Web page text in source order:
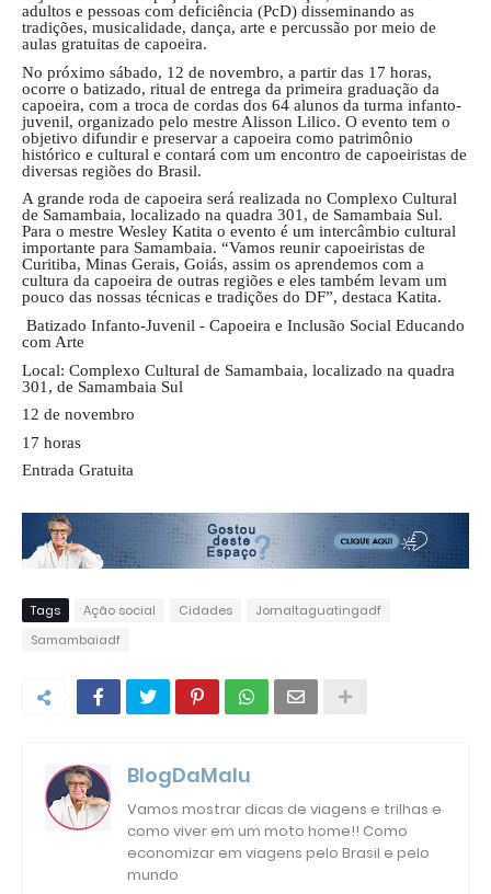
adultos e pessoas com deficiência (PcD) disseminando as
tradições, musicalidade, dança, arte e percussão por meio de
aulas gratuitas de capoeira.
No próximo sábado, 12 de novembro, a partir das 17 horas,
ocorre o batizado, ritual de entrega da primeira graduação da
capoeira, com a troca de cordas dos 64 alunos da turma infanto-
juvenil, organizado pelo mestre Alisson Lilico. O evento tem o
objetivo difundir e preservar a capoeira como patrimônio
histórico e cultural e contará com um encontro de capoeiristas de
diversas regiões do Brasil.
A grande roda de capoeira será realizada no Complexo Cultural
de Samambaia, localizado na quadra 301, de Samambaia Sul.
Para o mestre Wesley Katita o evento é um intercâmbio cultural
importante para Samambaia. “Vamos reunir capoeiristas de
Curitiba, Minas Gerais, Goiás, assim os aprendemos com a
cultura da capoeira de outras regiões e eles também levam um
pouco das nossas técnicas e tradições do DF”, destaca Katita.
Batizado Infanto-Juvenil - Capoeira e Inclusão Social Educando
com Arte
Local: Complexo Cultural de Samambaia, localizado na quadra
301, de Samambaia Sul
12 de novembro
17 horas
Entrada Gratuita
Tags Ação social Cidades
Jornaltaguatingadf
Samambaiadf
BlogDaMalu
Vamos mostrar dicas de viagens e trilhas e
como viver em um moto home!! Como
economizar em viagens pelo Brasil e pelo
mundo